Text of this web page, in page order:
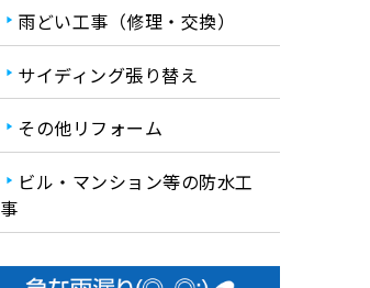
雨どい工事（修理・交換）
サイディング張り替え
その他リフォーム
ビル・マンション等の防水工
事